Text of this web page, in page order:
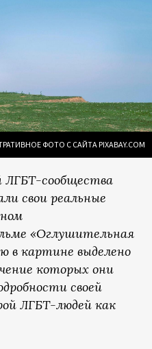
ФОТО С САЙТА PIXABAY.COM
сообщества
свои реальные
«Оглушительная
в картине выделено
которых они
своей
ЛГБТ-людей как